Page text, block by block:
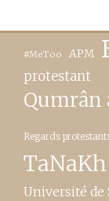
#MeToo APM
protestant
Qumrân
Regards
Université de